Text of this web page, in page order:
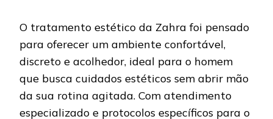
O tratamento estético da Zahra foi pensado
para oferecer um ambiente confortável,
discreto e acolhedor, ideal para o homem
que busca cuidados estéticos sem abrir mão
da sua rotina agitada. Com atendimento
especializado e protocolos específicos para o